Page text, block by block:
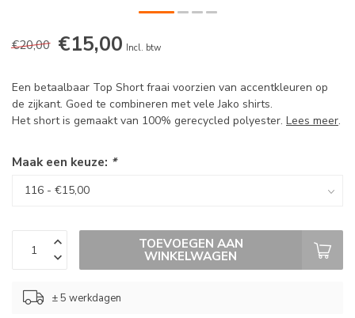
€20,00 €15,00 Incl. btw
Een betaalbaar Top Short fraai voorzien van accentkleuren op
de zijkant. Goed te combineren met vele Jako shirts.
Het short is gemaakt van 100% gerecycled polyester. Lees meer.
Maak een keuze: *
TOEVOEGEN AAN
WINKELWAGEN
± 5 werkdagen